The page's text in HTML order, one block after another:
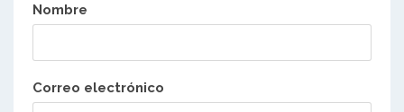
Nombre
Correo electrónico